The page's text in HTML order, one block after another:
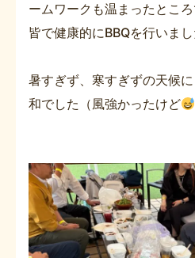
ームワークも温まったところ
皆で健康的にBBQを行いまし
暑すぎず、寒すぎずの天候
和でした（風強かったけど